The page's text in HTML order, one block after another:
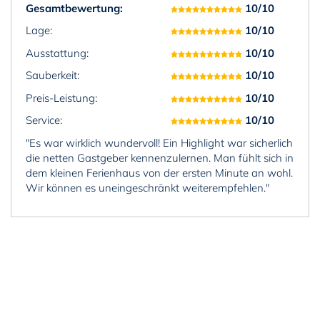
Gesamtbewertung:
10/10
Lage:
10/10
Ausstattung:
10/10
Sauberkeit:
10/10
Preis-Leistung:
10/10
Service:
10/10
"Es war wirklich wundervoll! Ein Highlight war sicherlich
die netten Gastgeber kennenzulernen. Man fühlt sich in
dem kleinen Ferienhaus von der ersten Minute an wohl.
Wir können es uneingeschränkt weiterempfehlen."